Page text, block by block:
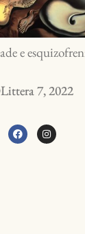
e
7, 2022